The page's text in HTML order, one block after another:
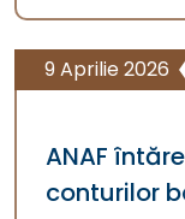
9 Aprilie 2026
ANAF
conturilor